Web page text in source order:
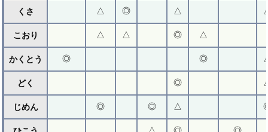
くさ △ ◎ △
こおり △ △ ◎ △
かくとう ◎ ◎
どく ◎
じめん ◎ ◎ △
△ ◎ ◎